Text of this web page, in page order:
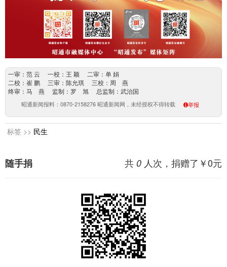
一审：范 云 一校：王 颖 二审：单 娟
二校：崔 鹏 三审：陈允琪 三校：周 燕
终审：马 燕 监制：罗 旭 总监制：武治国
昭通新闻报料：0870-2158276 昭通新闻网，未经授权不得转载 举报
标签 >> 民生
共 0 人次，捐赠了￥0元
随手捐